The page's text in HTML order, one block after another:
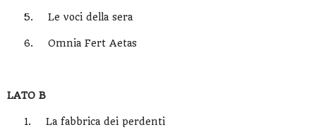
5. Le voci della sera
6. Omnia Fert Aetas
LATO B
1. La fabbrica dei perdenti